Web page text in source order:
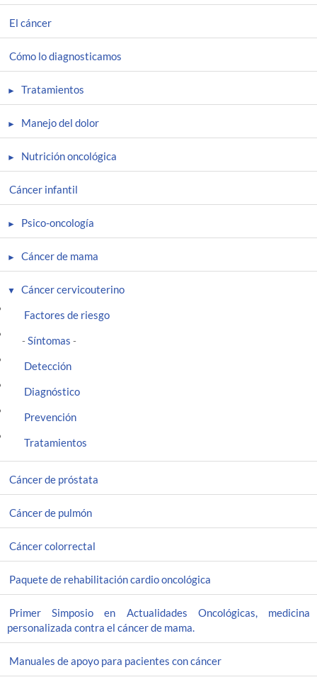
El cáncer
Cómo lo diagnosticamos
Tratamientos
Manejo del dolor
Nutrición oncológica
Cáncer infantil
Psico-oncología
Cáncer de mama
Cáncer cervicouterino
Factores de riesgo
- Síntomas -
Detección
Diagnóstico
Prevención
Tratamientos
Cáncer de próstata
Cáncer de pulmón
Cáncer colorrectal
Paquete de rehabilitación cardio oncológica
Primer Simposio en Actualidades Oncológicas, medicina
personalizada contra el cáncer de mama.
Manuales de apoyo para pacientes con cáncer